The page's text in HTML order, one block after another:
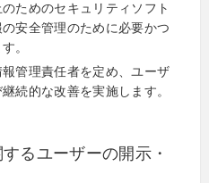
ためのセキュリティソフト
安全管理のために必要かつ
。
管理責任者を定め、ユーザ
続的な改善を実施します。
るユーザーの開示・